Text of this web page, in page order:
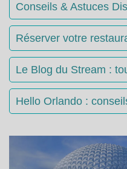
Conseils & Astuces
Réserver votre
Le Blog du Stream :
Hello Orlando :